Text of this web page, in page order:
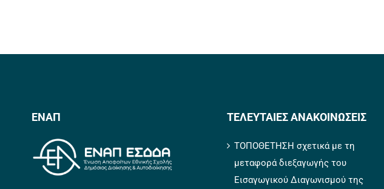
ΕΝΑΠ ΤΕΛΕΥΤΑΙΕΣ ΑΝΑΚΟΙΝΩΣΕΙΣ
ΤΟΠΟΘΕΤΗΣΗ σχετικά με τη
μεταφορά διεξαγωγής του
Εισαγωγικού Διαγωνισμού της